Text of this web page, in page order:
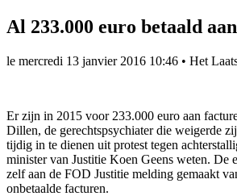
Al 233.000 euro betaald aan
le mercredi 13 janvier 2016 10:46 • Het
Er zijn in 2015 voor 233.000 euro aan
Dillen, de gerechtspsychiater die weigerde
tijdig in te dienen uit protest tegen
minister van Justitie Koen Geens weten. De
zelf aan de FOD Justitie melding gemaakt
onbetaalde facturen.